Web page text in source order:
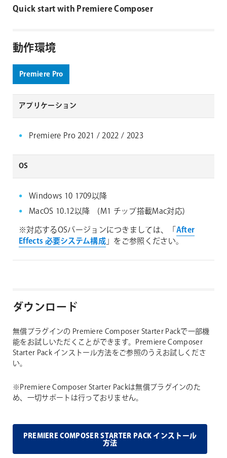
Quick start with Premiere Composer
動作環境
Premiere Pro
アプリケーション
Premiere Pro 2021 / 2022 / 2023
OS
Windows 10 1709以降
MacOS 10.12以降 (M1 チップ搭載Mac対応)
※対応するOSバージョンにつきましては、「 After
Effects 必要システム構成」をご参照ください。
ダウンロード
無償プラグインの Premiere Composer Starter Packで一部機
能をお試しいただくことができます。Premiere Composer
Starter Pack インストール方法をご参照のうえお試しくださ
い。
※Premiere Composer Starter Packは無償プラグインのた
め、一切サポートは行っておりません。
PREMIERE COMPOSER STARTER PACK インストール
方法